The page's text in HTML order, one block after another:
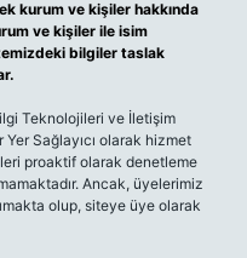
kurum ve kişiler hakkında
ve kişiler ile isim
bilgiler taslak
Teknolojileri ve İletişim
Yer Sağlayıcı olarak hizmet
proaktif olarak denetleme
Ancak, üyelerimiz
olup, siteye üye olarak